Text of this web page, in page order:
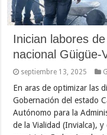
Inician labores
nacional Güigüe-
septiembre 13, 2025
En aras de optimizar las
Gobernación del estado
Autónomo para la
de la Vialidad (Invialca),